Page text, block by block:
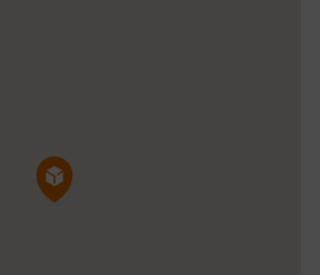
Pin de la carte